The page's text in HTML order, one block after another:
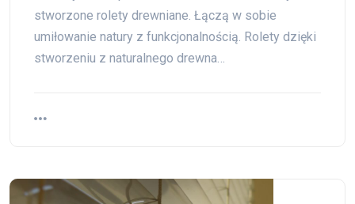
stworzone rolety drewniane. Łączą w sobie
umiłowanie natury z funkcjonalnością. Rolety dzięki
stworzeniu z naturalnego drewna…